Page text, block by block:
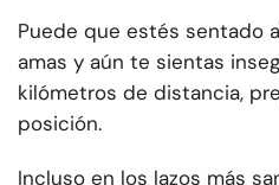
Puede que estés sentado
amas y aún te sientas
kilómetros de distancia,
posición.
Incluso en los lazos más